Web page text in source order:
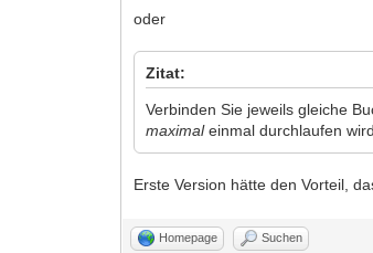
oder
Zitat:
Verbinden Sie jeweils gleiche
maximaleinmal durchlaufen wird.
Erste Version hätte den Vorteil,
Homepage Suchen